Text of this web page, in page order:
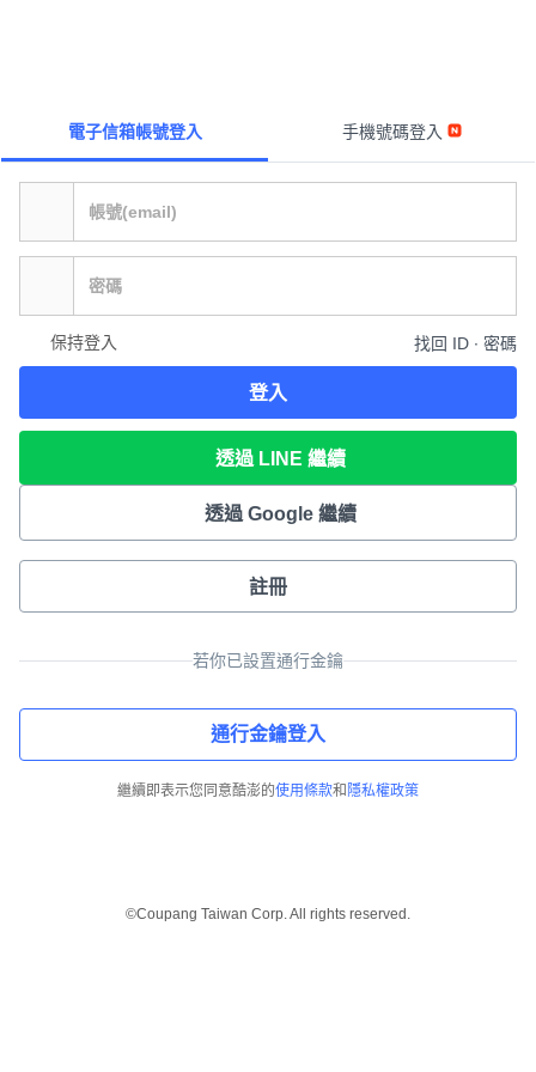
電子信箱帳號登入 手機號碼登入
保持登入 找回 ID ∙ 密碼
登入
透過 LINE 繼續
透過 Google 繼續
註冊
若你已設置通行金鑰
通行金鑰登入
繼續即表示您同意酷澎的使用條款和 隱私權政策
©Coupang Taiwan Corp. All rights reserved.